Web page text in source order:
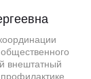
внештатный